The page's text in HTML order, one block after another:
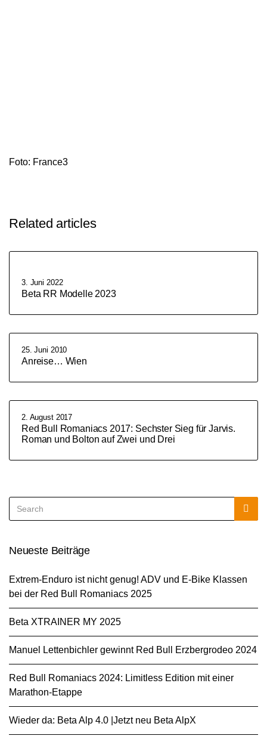
Foto: France3
Related articles
3. Juni 2022
Beta RR Modelle 2023
25. Juni 2010
Anreise… Wien
2. August 2017
Red Bull Romaniacs 2017: Sechster Sieg für Jarvis.
Roman und Bolton auf Zwei und Drei
for:
Neueste Beiträge
Extrem-Enduro ist nicht genug! ADV und E-Bike Klassen
bei der Red Bull Romaniacs 2025
Beta XTRAINER MY 2025
Manuel Lettenbichler gewinnt Red Bull Erzbergrodeo 2024
Red Bull Romaniacs 2024: Limitless Edition mit einer
Marathon-Etappe
Wieder da: Beta Alp 4.0 |Jetzt neu Beta AlpX